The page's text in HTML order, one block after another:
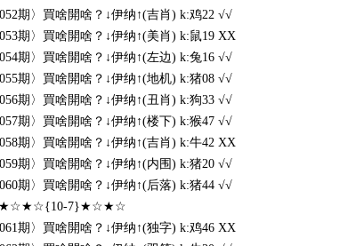
052期〉買啥開啥？↓伊纳↑(吉肖) k:鸡22 √√
053期〉買啥開啥？↓伊纳↑(美肖) k:鼠19 XX
054期〉買啥開啥？↓伊纳↑(左边) k:兔16 √√
055期〉買啥開啥？↓伊纳↑(地机) k:猪08 √√
056期〉買啥開啥？↓伊纳↑(丑肖) k:狗33 √√
057期〉買啥開啥？↓伊纳↑(楼下) k:猴47 √√
058期〉買啥開啥？↓伊纳↑(吉肖) k:牛42 XX
059期〉買啥開啥？↓伊纳↑(内围) k:猪20 √√
060期〉買啥開啥？↓伊纳↑(后落) k:猪44 √√
7}★☆★☆
061期〉買啥開啥？↓伊纳↑(独字) k:鸡46 XX